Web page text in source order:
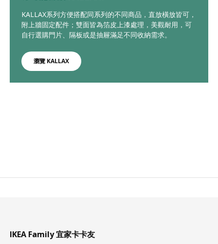
KALLAX系列方便搭配同系列的不同商品，直放橫放皆可，
附上牆固定配件；雙面皆為箔皮上漆處理，美觀耐用，可
自行選購門片、隔板或是抽屜滿足不同收納需求。
瀏覽 KALLAX
IKEA Family 宜家卡卡友